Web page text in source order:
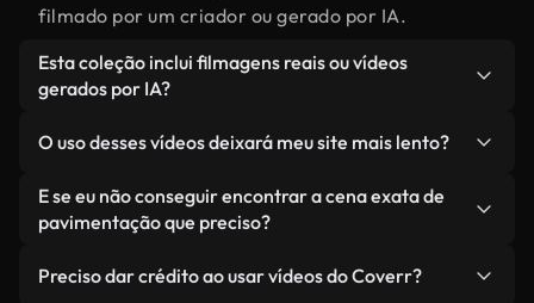
filmado por um criador ou gerado por IA.
Esta coleção inclui filmagens reais ou vídeos
gerados por IA?
por filmagens reais, feitas por humanos,
relacionadas a pavimentação, juntamente com
vídeos gerados por IA. Cada vídeo é claramente
identificado para que você sempre saiba o que
está usando.
O uso desses vídeos deixará meu site mais lento?
Não, se você selecionar nossas versões
otimizadas. Oferecemos formatos leves e prontos
— mantendo a alta qualidade, minimizando os
E se eu não conseguir encontrar a cena exata de
pavimentação que preciso?
Coverr AI Studio. Basta descrever a cena — como
Preciso dar crédito ao usar vídeos do Coverr?